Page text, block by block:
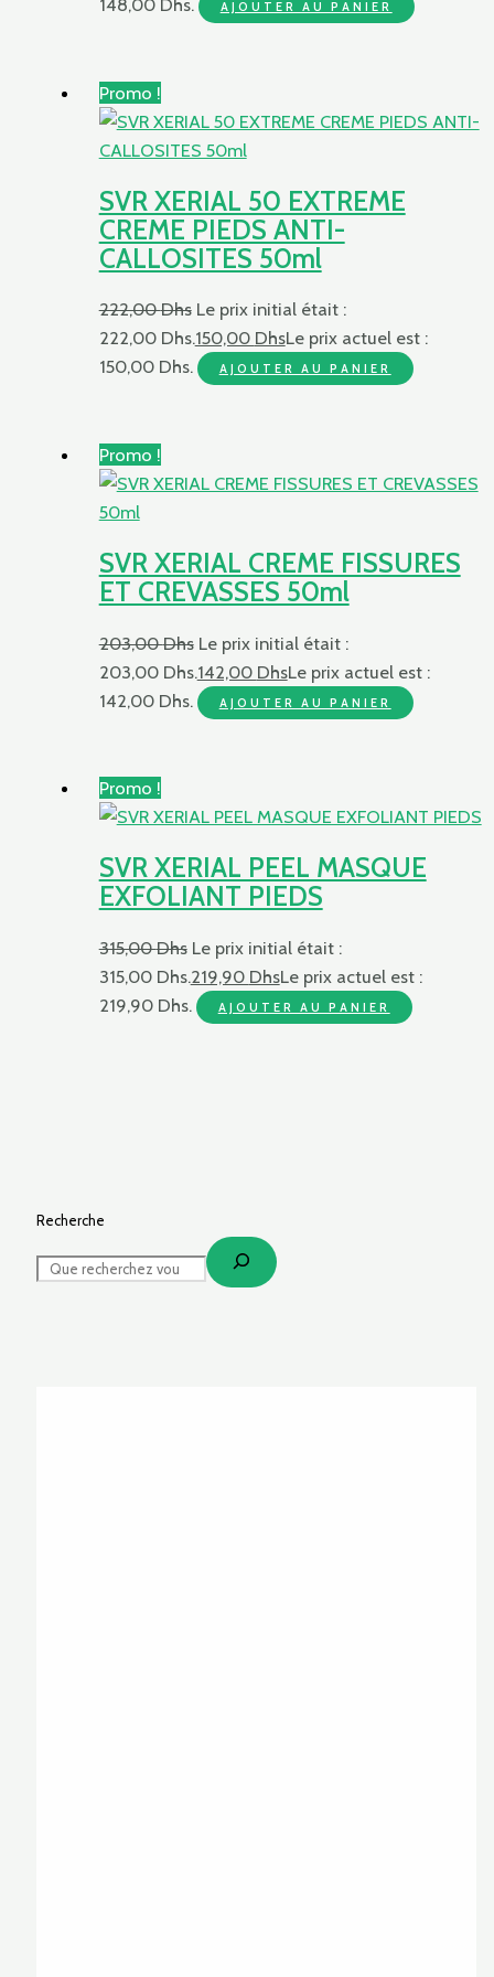
Recherche
148,00 Dhs. AJOUTER AU PANIER
Promo !
SVR XERIAL 50 EXTREME
CREME PIEDS ANTI-
CALLOSITES 50ml
222,00Dhs Le prix initial était :
222,00 Dhs.150,00 DhsLe prix actuel est :
150,00 Dhs.
AJOUTER AU PANIER
Promo !
SVR XERIAL CREME FISSURES
ET CREVASSES 50ml
203,00Dhs Le prix initial était :
203,00 Dhs.142,00 DhsLe prix actuel est :
142,00 Dhs.
AJOUTER AU PANIER
Promo !
SVR XERIAL PEEL MASQUE
EXFOLIANT PIEDS
315,00Dhs Le prix initial était :
315,00 Dhs.219,90 DhsLe prix actuel est :
219,90 Dhs.
AJOUTER AU PANIER